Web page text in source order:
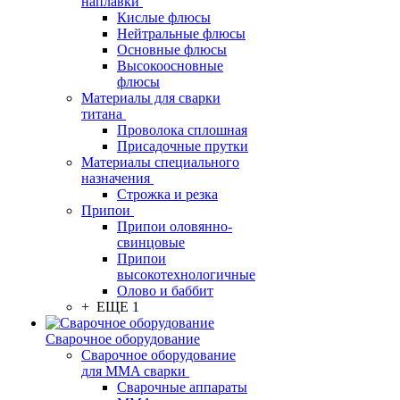
Кислые флюсы
Нейтральные флюсы
Основные флюсы
Высокоосновные
флюсы
Материалы для сварки
титана
Проволока сплошная
Присадочные прутки
Материалы специального
назначения
Строжка и резка
Припои
Припои оловянно-
свинцовые
Припои
высокотехнологичные
Олово и баббит
+ ЕЩЕ 1
Сварочное оборудование
Сварочное оборудование
для MMA сварки
Сварочные аппараты